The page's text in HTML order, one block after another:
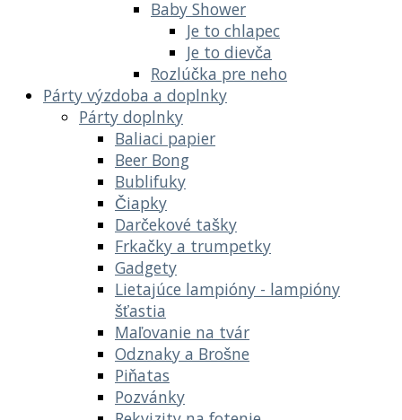
Baby Shower
Je to chlapec
Je to dievča
Rozlúčka pre neho
Párty výzdoba a doplnky
Párty doplnky
Baliaci papier
Beer Bong
Bublifuky
Čiapky
Darčekové tašky
Frkačky a trumpetky
Gadgety
Lietajúce lampióny - lampióny
šťastia
Maľovanie na tvár
Odznaky a Brošne
Piňatas
Pozvánky